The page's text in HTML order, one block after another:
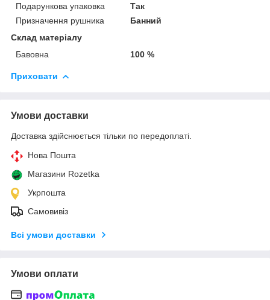
Подарункова упаковка
Так
Призначення рушника
Банний
Склад матеріалу
Бавовна
100 %
Приховати
Умови доставки
Доставка здійснюється тільки по передоплаті.
Нова Пошта
Магазини Rozetka
Укрпошта
Самовивіз
Всі умови доставки
Умови оплати